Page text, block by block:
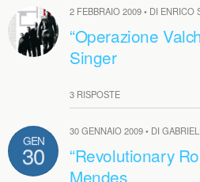
2 FEBBRAIO 2009 • DI ENRICO
“Operazione
Singer
3 RISPOSTE
GEN
30
30 GENNAIO 2009 • DI
“Revolutionary
Mendes